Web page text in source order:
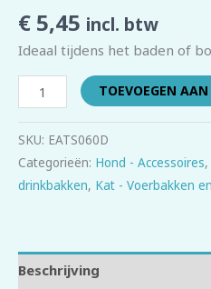
€ 5,45 incl. btw
Ideaal tijdens het baden of
TOEVOEGEN
SKU: EATS060D
Categorieën: Hond - Accessoires,
drinkbakken, Kat - Voerbakken
Beschrijving